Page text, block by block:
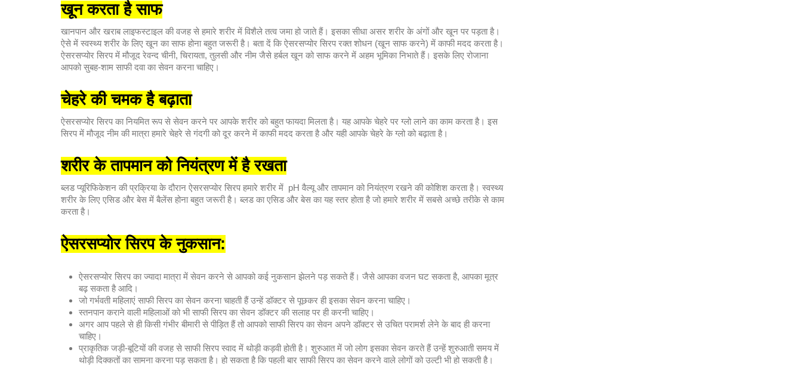
खून करता है साफ
खानपान और खराब लाइफस्टाइल की वजह से हमारे शरीर में विशैले तत्व जमा हो जाते हैं। इसका सीधा असर शरीर के अंगों और खून पर पड़ता है।
ऐसे में स्वस्थ्य शरीर के लिए खून का साफ होना बहुत जरूरी है। बता दें कि ऐसरसप्योर सिरप रक्त शोधन (खून साफ करने) में काफी मदद करता है।
ऐसरसप्योर सिरप में मौजूद रेवन्द चीनी, चिरायता, तुलसी और नीम जैसे हर्बल खून को साफ करने में अहम भूमिका निभाते हैं। इसके लिए रोजाना
आपको सुबह-शाम साफी दवा का सेवन करना चाहिए।
चेहरे की चमक है बढ़ाता
ऐसरसप्योर सिरप का नियमित रूप से सेवन करने पर आपके शरीर को बहुत फायदा मिलता है। यह आपके चेहरे पर ग्लो लाने का काम करता है। इस
सिरप में मौजूद नीम की मात्रा हमारे चेहरे से गंदगी को दूर करने में काफी मदद करता है और यही आपके चेहरे के ग्लो को बढ़ाता है।
शरीर के तापमान को नियंत्रण में है रखता
ब्लड प्यूरिफिकेशन की प्रक्रिया के दौरान ऐसरसप्योर सिरप हमारे शरीर में pH वैल्यू और तापमान को नियंत्रण रखने की कोशिश करता है। स्वस्थ्य
शरीर के लिए एसिड और बेस में बैलेंस होना बहुत जरूरी है। ब्लड का एसिड और बेस का यह स्तर होता है जो हमारे शरीर में सबसे अच्छे तरीके से काम
करता है।
ऐसरसप्योरसिरप के नुकसान:
ऐसरसप्योर सिरप का ज्यादा मात्रा में सेवन करने से आपको कई नुकसान झेलने पड़ सकते हैं। जैसे आपका वजन घट सकता है, आपका मूत्र
बढ़ सकता है आदि।
जो गर्भवती महिलाएं साफी सिरप का सेवन करना चाहती हैं उन्हें डॉक्टर से पूछकर ही इसका सेवन करना चाहिए।
स्तनपान कराने वाली महिलाओं को भी साफी सिरप का सेवन डॉक्टर की सलाह पर ही करनी चाहिए।
अगर आप पहले से ही किसी गंभीर बीमारी से पीड़ित हैं तो आपको साफी सिरप का सेवन अपने डॉक्टर से उचित परामर्श लेने के बाद ही करना
चाहिए।
प्राकृतिक जड़ी-बूटियों की वजह से साफी सिरप स्वाद में थोड़ी कड़वी होती है। शुरुआत में जो लोग इसका सेवन करते हैं उन्हें शुरुआती समय में
थोड़ी दिक्कतों का सामना करना पड़ सकता है। हो सकता है कि पहली बार साफी सिरप का सेवन करने वाले लोगों को उल्टी भी हो सकती है।